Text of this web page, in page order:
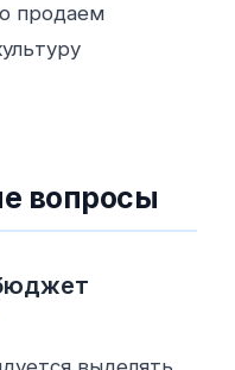
продаем
вопросы